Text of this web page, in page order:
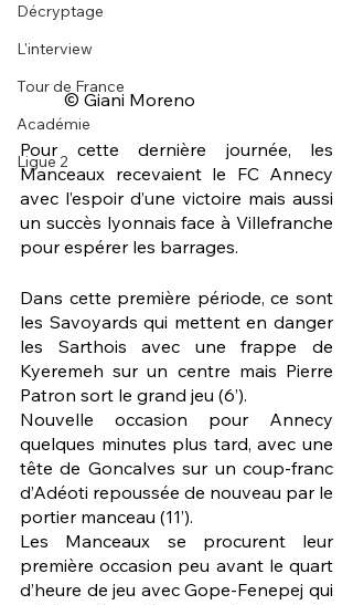
Décryptage
L'interview
Tour de France
Académie
Ligue 2
	© Giani Moreno
Pour cette dernière journée, les
Manceaux recevaient le FC Annecy
avec l’espoir d’une victoire mais aussi
un succès lyonnais face à Villefranche
pour espérer les barrages.
Dans cette première période, ce sont
les Savoyards qui mettent en danger
les Sarthois avec une frappe de
Kyeremeh sur un centre mais Pierre
Patron sort le grand jeu (6’).
Nouvelle occasion pour Annecy
quelques minutes plus tard, avec une
tête de Goncalves sur un coup-franc
d’Adéoti repoussée de nouveau par le
portier manceau (11’).
Les Manceaux se procurent leur
première occasion peu avant le quart
d’heure de jeu avec Gope-Fenepej qui